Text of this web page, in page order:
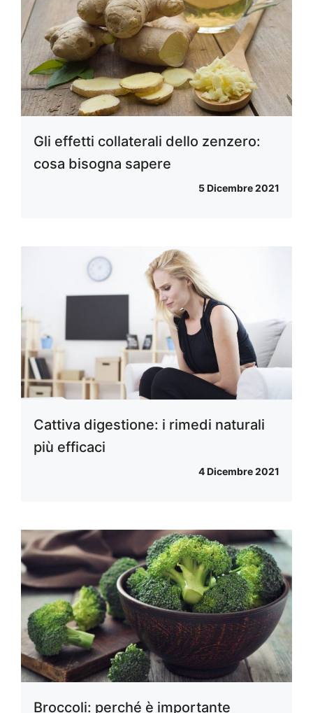
Gli effetti collaterali dello zenzero:
cosa bisogna sapere
5 Dicembre 2021
Cattiva digestione: i rimedi naturali
più efficaci
4 Dicembre 2021
Broccoli: perché è importante